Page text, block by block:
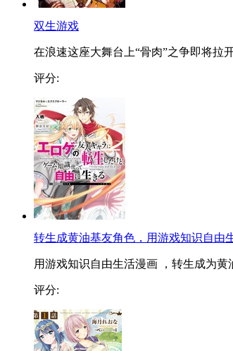
双生游戏
在浪速这座大舞台上“骨肉”之争即将拉开
评分:
转生成黄油基友角色，用游戏知识自由
用游戏知识自由生活漫画 ，转生成为黄
评分: